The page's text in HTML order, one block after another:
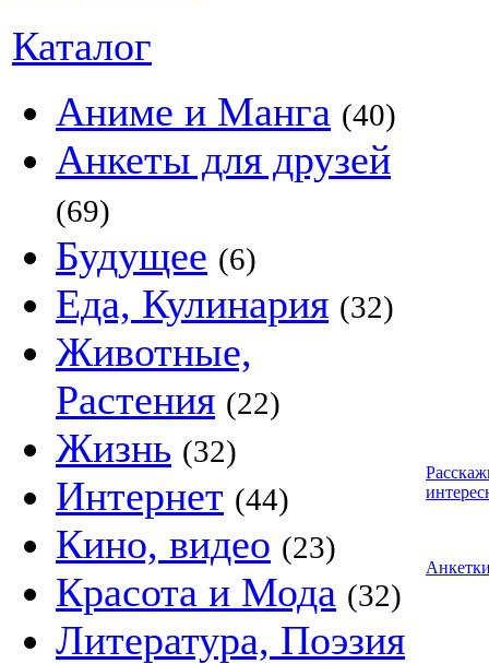
Каталог
Аниме и Манга (40)
Анкеты для друзей
(69)
Будущее (6)
Еда, Кулинария (32)
Животные,
Растения (22)
Жизнь (32)
Интернет (44)
Кино, видео (23)
Красота и Мода (32)
Литература, Поэзия